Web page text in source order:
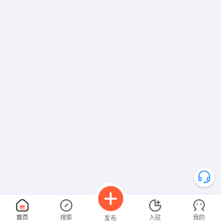
首页 搜索 发布 入驻 我的